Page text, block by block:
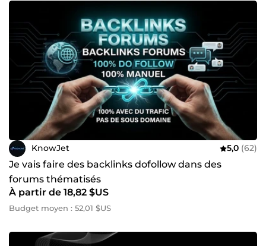
KnowJet 5,0 (62)
Je vais faire des backlinks dofollow dans des
forums thématisés
À partir de 18,82 $US
Budget moyen : 52,01 $US